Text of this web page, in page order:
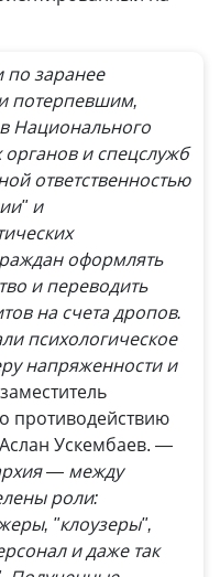
по заранее
потерпевшим,
Национального
и спецслужб
ответственностью
и
оформлять
и переводить
на счета дропов.
психологическое
напряженности и
противодействию
Ускембаев. —
— между
роли:
"клоузеры",
и даже так